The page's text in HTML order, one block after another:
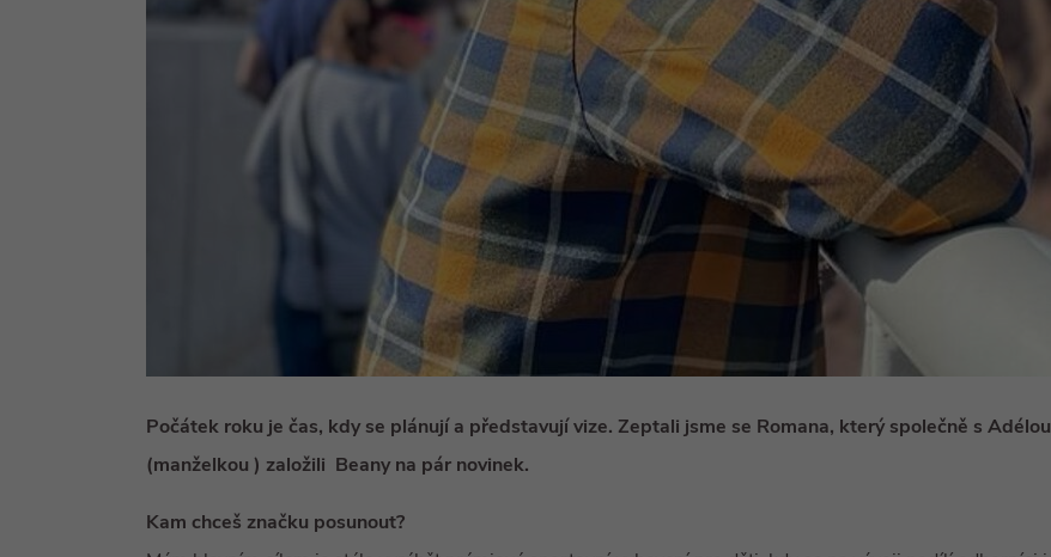
Počátek roku je čas, kdy se plánují a představují vize. Zeptali jsme se Romana, který společně s Adélou
(manželkou ) založili Beany na pár novinek.
Kam chceš značku posunout?